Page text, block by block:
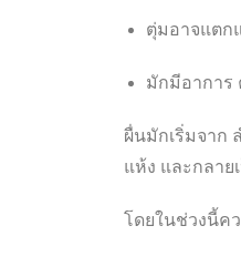
ตุ่มอาจแตก
มักมีอาการ
ผื่นมักเริ่มจาก
แห้ง และกลาย
โดยในช่วงนี้ค